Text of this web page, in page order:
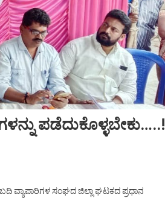
ಪಡೆದುಕೊಳ್ಳಬೇಕು…..!
ವ್ಯಾಪಾರಿಗಳ ಸಂಘದ ಜಿಲ್ಲಾ ಘಟಕದ ಪ್ರಧಾನ